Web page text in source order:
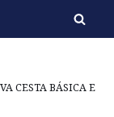
CESTA BÁSICA E